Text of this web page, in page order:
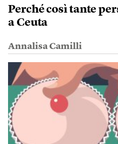
Perché così tante
a Ceuta
Annalisa Camilli